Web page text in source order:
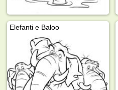
Elefanti e Baloo